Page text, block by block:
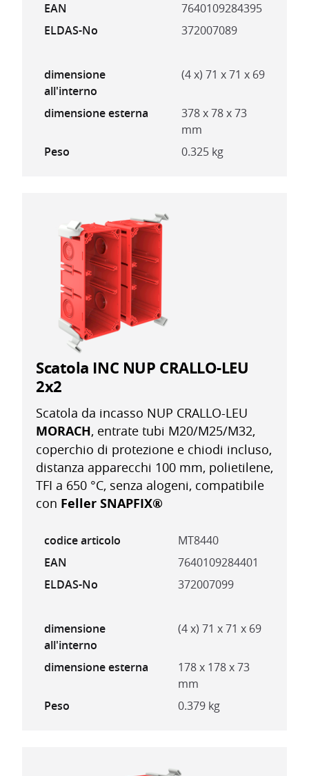
EAN
7640109284395
ELDAS-No
372007089
dimensione
all'interno
(4 x) 71 x 71 x 69
dimensione esterna
378 x 78 x 73
mm
Peso
0.325 kg
Scatola INC NUP CRALLO-LEU
2x2
Scatola da incasso NUP CRALLO-LEU
MORACH, entrate tubi M20/M25/M32,
coperchio di protezione e chiodi incluso,
distanza apparecchi 100 mm, polietilene,
TFI a 650 °C, senza alogeni, compatibile
con Feller SNAPFIX®
codice articolo
MT8440
EAN
7640109284401
ELDAS-No
372007099
dimensione
all'interno
(4 x) 71 x 71 x 69
dimensione esterna
178 x 178 x 73
mm
Peso
0.379 kg